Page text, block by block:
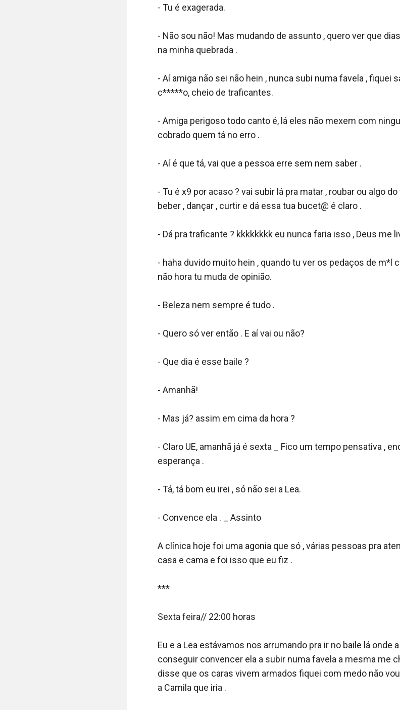
- Tu é exagerada.
- Não sou não! Mas mudando de assunto , quero ver que
na minha quebrada .
- Aí amiga não sei não hein , nunca subi numa favela , fiquei
c*****o, cheio de traficantes.
- Amiga perigoso todo canto é, lá eles não mexem com
cobrado quem tá no erro .
- Aí é que tá, vai que a pessoa erre sem nem saber .
- Tu é x9 por acaso ? vai subir lá pra matar , roubar ou algo
beber , dançar , curtir e dá essa tua bucet@ é claro .
- Dá pra traficante ? kkkkkkkk eu nunca faria isso , Deus me
- haha duvido muito hein , quando tu ver os pedaços de m*l
não hora tu muda de opinião.
- Beleza nem sempre é tudo .
- Quero só ver então . E aí vai ou não?
- Que dia é esse baile ?
- Amanhã!
- Mas já? assim em cima da hora ?
- Claro UE, amanhã já é sexta _ Fico um tempo pensativa ,
esperança .
- Tá, tá bom eu irei , só não sei a Lea.
- Convence ela . _ Assinto
A clínica hoje foi uma agonia que só , várias pessoas pra
casa e cama e foi isso que eu fiz .
***
Sexta feira// 22:00 horas
Eu e a Lea estávamos nos arrumando pra ir no baile lá onde
conseguir convencer ela a subir numa favela a mesma me
disse que os caras vivem armados fiquei com medo não
a Camila que iria .